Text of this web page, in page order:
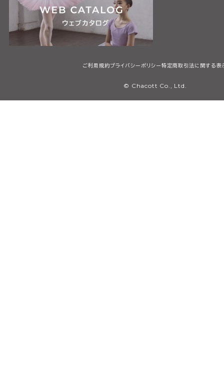
ご利用規約プライバシーポリシー特定商取引法に関する表
© Chacott Co., Ltd.